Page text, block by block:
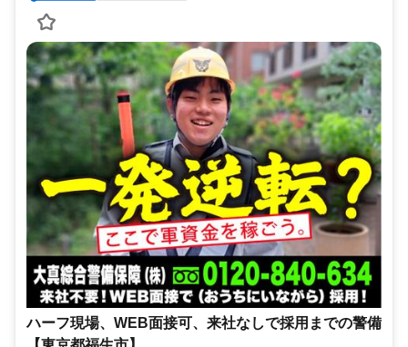
ハーフ現場、WEB面接可、来社なしで採用までの警備